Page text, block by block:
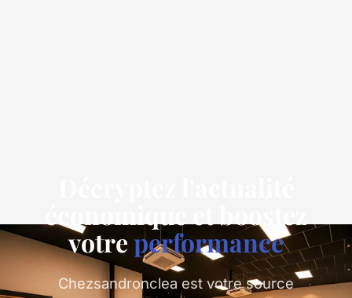
votreperformance
Chezsandronclea est votre source